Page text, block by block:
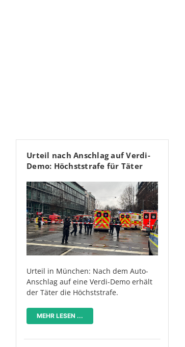
Urteil nach Anschlag auf Verdi-
Demo: Höchststrafe für Täter
Urteil in München: Nach dem Auto-
Anschlag auf eine Verdi-Demo erhält
der Täter die Höchststrafe.
MEHR LESEN ...